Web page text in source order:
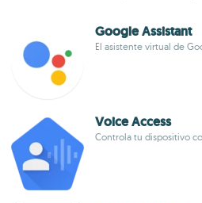
Google Assistant
El asistente virtual de
Voice Access
Controla tu dispositivo